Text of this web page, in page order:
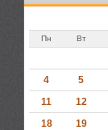
Пн Вт
4
5
11
12
18
19